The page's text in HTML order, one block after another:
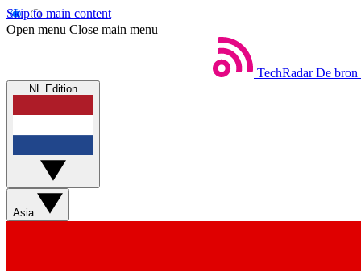
Skip to main content
Open menu Close main menu
TechRadar De bron
NL Edition
Asia